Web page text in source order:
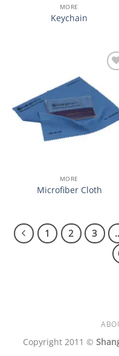
MORE
Keychain
MORE
Microfiber Cloth
1 2 3
Copyright 2011 ©